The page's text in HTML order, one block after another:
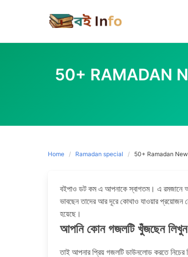
50+ RAMADAN
Home Ramadan special 50+ Ramadan New
বইপাও ডট কম এ আপনাকে স্বাগতম। এ রমজানে
ভাবছেন তাদের আর দূরে কোথাও যাওয়ার প্রয়োজন
হয়েছে।
আপনি কোন গজলটি খুঁজছেন লিখুন
তাই আপনার প্রিয় গজলটি ডাউনলোড করতে নিচের